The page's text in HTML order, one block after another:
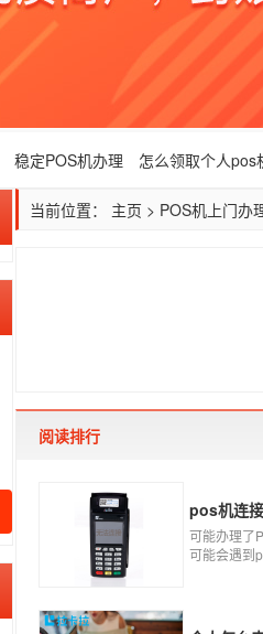
稳定POS机办理 怎么领取个人pos
当前位置： 主页 > POS机上门办
阅读排行
可能办理了
可能会遇到